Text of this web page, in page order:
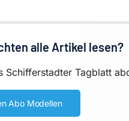
alle Artikel lesen?
Schifferstadter Tagblatt
Abo Modellen